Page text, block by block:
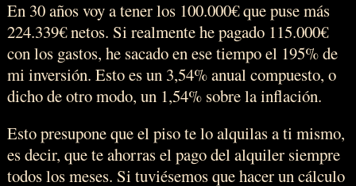
En 30 años voy a tener los 100.000€ que puse más
224.339€ netos. Si realmente he pagado 115.000€
con los gastos, he sacado en ese tiempo el 195% de
mi inversión. Esto es un 3,54% anual compuesto, o
dicho de otro modo, un 1,54% sobre la inflación.
Esto presupone que el piso te lo alquilas a ti mismo,
es decir, que te ahorras el pago del alquiler siempre
todos los meses. Si tuviésemos que hacer un cálculo